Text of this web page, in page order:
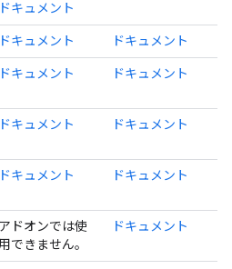
ドキュメント
ドキュメント ドキュメント
ドキュメント ドキュメント
ドキュメント ドキュメント
ドキュメント ドキュメント
アドオンでは使
できません。
ドキュメント